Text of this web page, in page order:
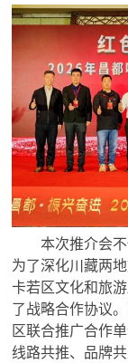
本次推介会不
为了深化川藏两
卡若区文化和旅
了战略合作协议
区联合推广合作
线路共推、品牌